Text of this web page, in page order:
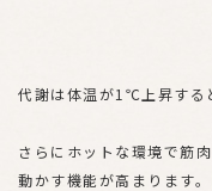
代謝は体温が1℃上昇する
さらにホットな環境で筋
動かす機能が高まります。